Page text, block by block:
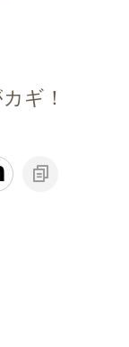
ギ！